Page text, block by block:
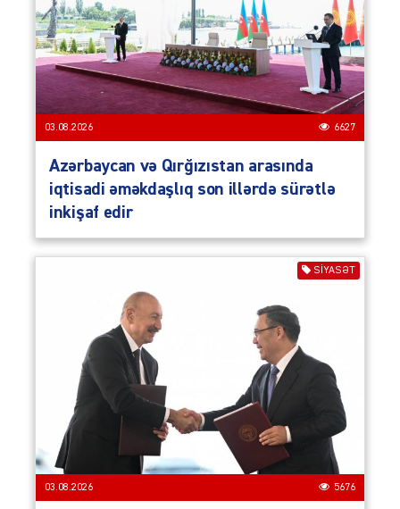
03.08.2026 6627
Azərbaycan və Qırğızıstan arasında
iqtisadi əməkdaşlıq son illərdə sürətlə
inkişaf edir
SIYASƏT
03.08.2026 5676